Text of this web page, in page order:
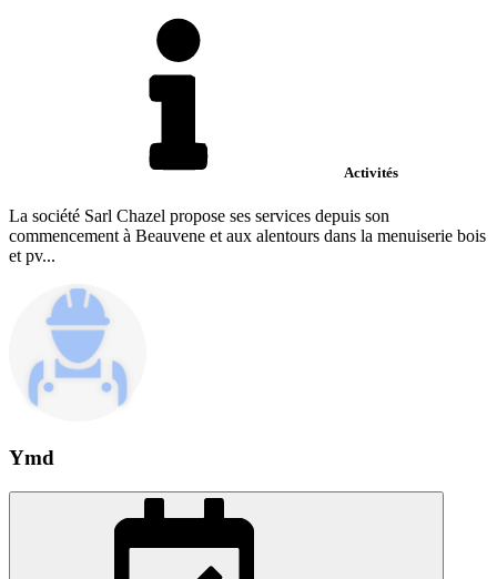
Activités
La société Sarl Chazel propose ses services depuis son
commencement à Beauvene et aux alentours dans la menuiserie bois
et pv...
Ymd